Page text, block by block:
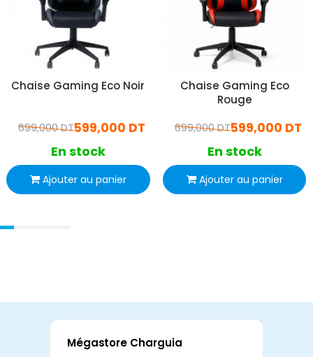
Chaise Gaming Eco Noir
599,000 DT
699,000 DT
En stock
Ajouter au panier
Chaise Gaming Eco
Rouge
599,000 DT
699,000 DT
En stock
Ajouter au panier
Mégastore Charguia